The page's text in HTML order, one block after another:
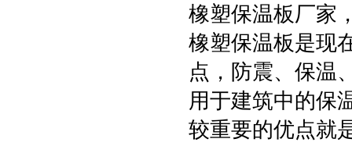
橡塑保温板厂家
橡塑保温板是现
点，防震、保温
用于建筑中的保
较重要的优点就